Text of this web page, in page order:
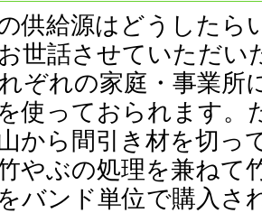
の供給源はどうしたら
世話させていただい
ぞれの家庭・事業所
使っておられます。
から間引き材を切っ
やぶの処理を兼ねて
バンド単位で購入さ